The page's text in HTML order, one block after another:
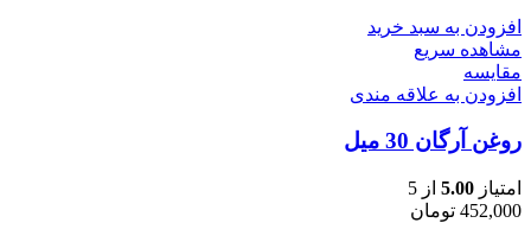
افزودن به سبد خرید
مشاهده سریع
مقایسه
افزودن به علاقه مندی
روغن آرگان 30 میل
امتیاز 5.00 از 5
452,000 تومان